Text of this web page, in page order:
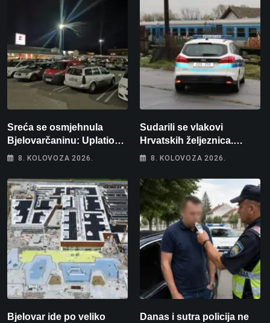
Sreća se osmjehnula
Bjelovarčaninu: Uplatio
samo 4 eura, a osvojio
8. KOLOVOZA 2026.
Sudarili se vlakovi
Hrvatskih željeznica.
Šestero osoba teško
intenzivnoj
8. KOLOVOZA 2026.
Bjelovar ide po veliko
Danas i sutra policija ne